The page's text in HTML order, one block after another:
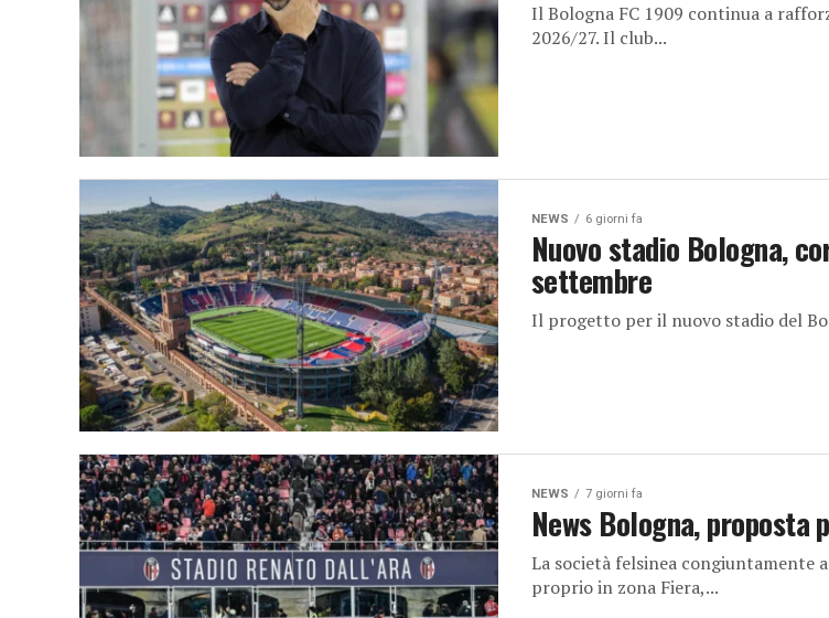
Il Bologna FC 1909 continua a
2026/27. Il club...
NEWS 6 giorni fa
Nuovo stadio Bologna,
settembre
Il progetto per il nuovo stadio del
NEWS 7 giorni fa
News Bologna, proposta
La società felsinea congiuntamente
proprio in zona Fiera,...